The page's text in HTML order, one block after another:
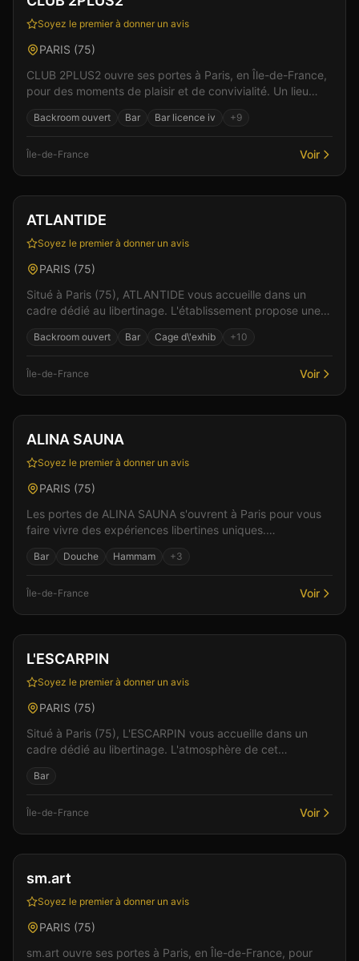
Soyez le premier à donner un avis
PARIS (75)
CLUB 2PLUS2 ouvre ses portes à Paris, en Île-de-France,
pour des moments de plaisir et de convivialité. Un lieu
Backroom ouvert Bar Bar licence iv +9
Île-de-France Voir
Club Sauna +5
ATLANTIDE
Soyez le premier à donner un avis
PARIS (75)
Situé à Paris (75), ATLANTIDE vous accueille dans un
cadre dédié au libertinage. L'établissement propose une
Backroom ouvert Bar Cage d\'exhib +10
Île-de-France Voir
Club Sauna +2
ALINA SAUNA
Soyez le premier à donner un avis
PARIS (75)
Les portes de ALINA SAUNA s'ouvrent à Paris pour vous
faire vivre des expériences libertines uniques.
Bar Douche Hammam +3
Île-de-France Voir
Club Bar +1
L'ESCARPIN
Soyez le premier à donner un avis
PARIS (75)
Situé à Paris (75), L'ESCARPIN vous accueille dans un
cadre dédié au libertinage. L'atmosphère de cet
Bar
Île-de-France Voir
Spa & Wellness Restaurant +3
sm.art
Soyez le premier à donner un avis
PARIS (75)
sm.art ouvre ses portes à Paris, en Île-de-France, pour